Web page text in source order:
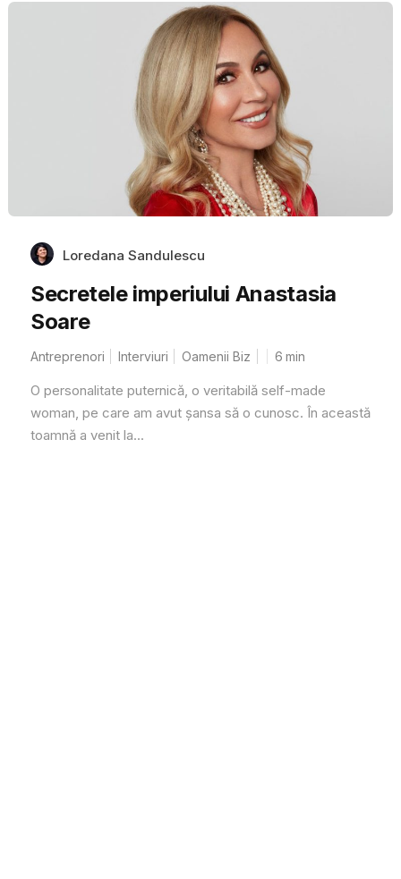
Loredana Sandulescu
Secretele imperiului Anastasia
Soare
Antreprenori Interviuri Oamenii Biz 6 min
O personalitate puternică, o veritabilă self-made
woman, pe care am avut șansa să o cunosc. În această
toamnă a venit la...